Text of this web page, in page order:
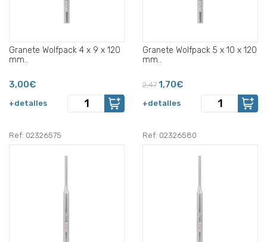
Granete Wolfpack 4 x 9 x 120
mm..
3,00€
+detalles
Granete Wolfpack 5 x 10 x 120
mm..
2,47 1,70€
+detalles
Ref: 02326575 Ref: 02326580